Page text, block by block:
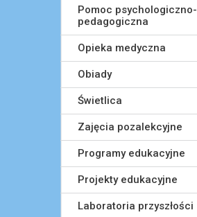
Pomoc psychologiczno-
pedagogiczna
Opieka medyczna
Obiady
Świetlica
Zajęcia pozalekcyjne
Programy edukacyjne
Projekty edukacyjne
Laboratoria przyszłości